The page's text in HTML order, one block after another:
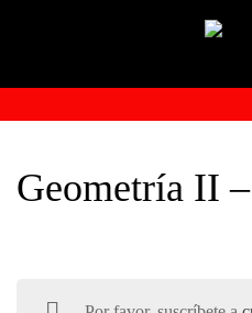
Geometría II